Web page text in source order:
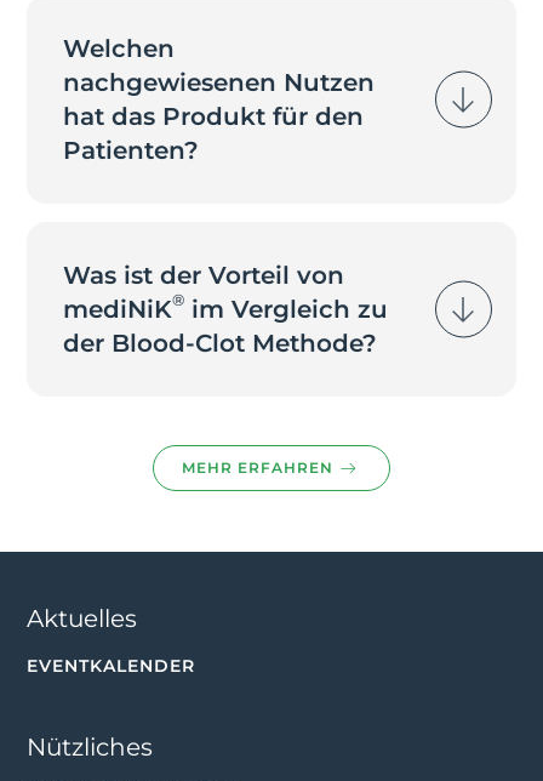
Welchen
nachgewiesenen Nutzen
hat das Produkt für den
Patienten?
Was ist der Vorteil von
mediNiK® im Vergleich zu
der Blood-Clot Methode?
MEHR ERFAHREN
Aktuelles
EVENTKALENDER
Nützliches